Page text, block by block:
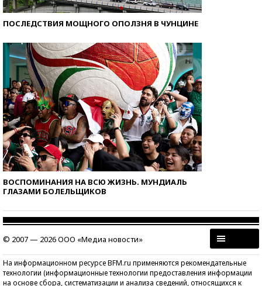
ПОСЛЕДСТВИЯ МОЩНОГО ОПОЛЗНЯ В ЧУНЦИНЕ
ВОСПОМИНАНИЯ НА ВСЮ ЖИЗНЬ. МУНДИАЛЬ
ГЛАЗАМИ БОЛЕЛЬЩИКОВ
© 2007 — 2026 ООО «Медиа новости»
На информационном ресурсе BFM.ru применяются рекомендательные
технологии (информационные технологии предоставления информации
на основе сбора, систематизации и анализа сведений, относящихся к